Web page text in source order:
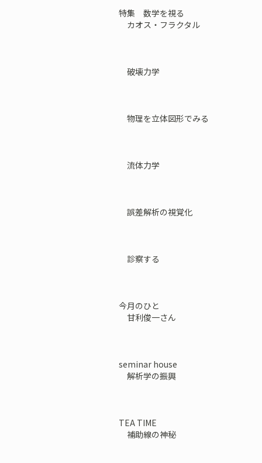
特集 数学を視る
カオス・フラクタル
破壊力学
物理を立体図形でみる
流体力学
誤差解析の視覚化
診察する
今月のひと
甘利俊一さん
seminar house
解析学の振興
TEA TIME
補助線の神秘